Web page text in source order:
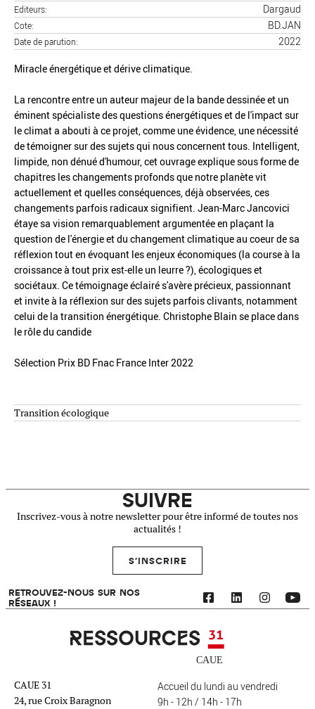
Transition écologique
Editeurs Dargaud
Cote BD.JAN
Date de parution 2022
Miracle énergétique et dérive climatique.
La rencontre entre un auteur majeur de la bande dessinée et un
éminent spécialiste des questions énergétiques et de l'impact sur
le climat a abouti à ce projet, comme une évidence, une nécessité
de témoigner sur des sujets qui nous concernent tous. Intelligent,
limpide, non dénué d'humour, cet ouvrage explique sous forme de
chapitres les changements profonds que notre planète vit
actuellement et quelles conséquences, déjà observées, ces
changements parfois radicaux signifient. Jean-Marc Jancovici
étaye sa vision remarquablement argumentée en plaçant la
question de l'énergie et du changement climatique au coeur de sa
réflexion tout en évoquant les enjeux économiques (la course à la
croissance à tout prix est-elle un leurre ?), écologiques et
sociétaux. Ce témoignage éclairé s'avère précieux, passionnant
et invite à la réflexion sur des sujets parfois clivants, notamment
celui de la transition énergétique. Christophe Blain se place dans
le rôle du candide
Sélection Prix BD Fnac France Inter 2022
SUIVRE
Inscrivez-vous à notre newsletter pour être informé de toutes nos
actualités !
S'INSCRIRE
RETROUVEZ-NOUS SUR NOS
RÉSEAUX !
Ressources 31
CAUE 31
24, rue Croix Baragnon
Accueil du lundi au vendredi
9h - 12h / 14h - 17h